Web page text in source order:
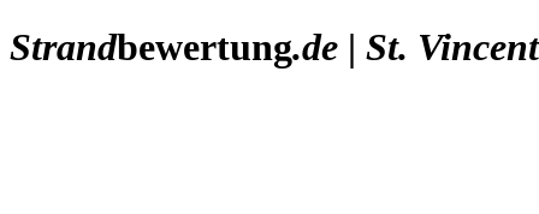
Strandbewertung.de | St.